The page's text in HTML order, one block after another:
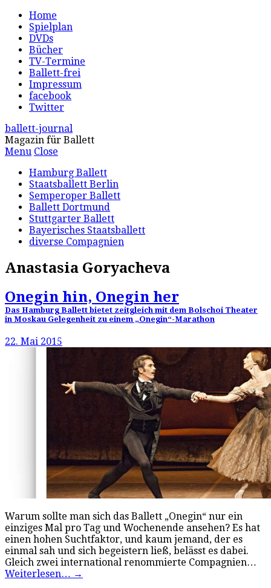
Home
Spielplan
DVDs
Bücher
TV-Termine
Ballett-frei
Impressum
facebook
Twitter
ballett-journal
Magazin für Ballett
Menu Close
Hamburg Ballett
Staatsballett Berlin
Semperoper Ballett
Ballett Dortmund
Stuttgarter Ballett
Bayerisches Staatsballett
diverse Compagnien
Anastasia Goryacheva
Onegin hin, Onegin her
Das Hamburg Ballett bietet zeitgleich mit dem Bolschoi Theater
in Moskau Gelegenheit zu einem „Onegin“-Marathon
22. Mai 2015
Warum sollte man sich das Ballett „Onegin“ nur ein
einziges Mal pro Tag und Wochenende ansehen? Es hat
einen hohen Suchtfaktor, und kaum jemand, der es
einmal sah und sich begeistern ließ, belässt es dabei.
Gleich zwei international renommierte Compagnien…
Weiterlesen… →